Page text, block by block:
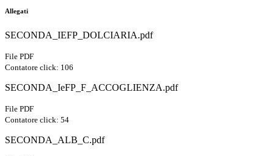
Allegati
SECONDA_IEFP_DOLCIARIA.pdf
File PDF
Contatore click: 106
SECONDA_IeFP_F_ACCOGLIENZA.pdf
File PDF
Contatore click: 54
SECONDA_ALB_C.pdf